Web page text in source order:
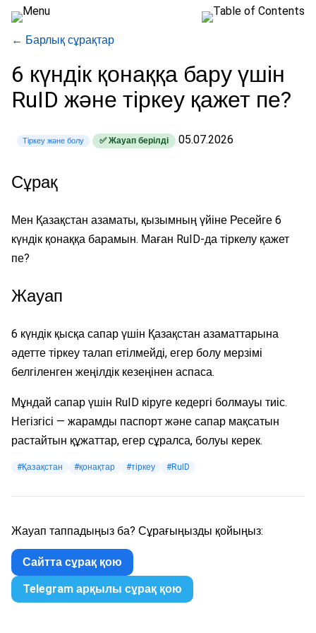
← Барлық сұрақтар
6 күндік қонаққа бару үшін
RuID және тіркеу қажет пе?
Тіркеу және болу ✅ Жауап берілді 05.07.2026
Сұрақ
Мен Қазақстан азаматы, қызымның үйіне Ресейге 6
күндік қонаққа барамын. Маған RuID-да тіркелу қажет
пе?
Жауап
6 күндік қысқа сапар үшін Қазақстан азаматтарына
әдетте тіркеу талап етілмейді, егер болу мерзімі
белгіленген жеңілдік кезеңінен аспаса.
Мұндай сапар үшін RuID кіруге кедергі болмауы тиіс.
Негізгісі — жарамды паспорт және сапар мақсатын
растайтын құжаттар, егер сұралса, болуы керек.
#Қазақстан #қонақтар #тіркеу #RuID
Жауап таппадыңыз ба? Сұрағыңызды қойыңыз:
Сайтта сұрақ қою
Telegram арқылы сұрақ қою